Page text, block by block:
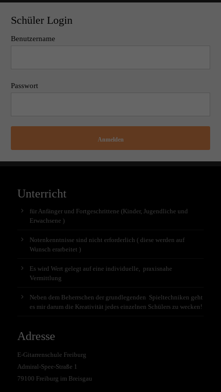
Schüler Login
Benutzername
Passwort
Anmelden
Unterricht
für Anfänger und Fortgeschrittene (Kinder, Jugendliche und
Erwachsene )
Notenkenntnisse sind nicht erforderlich ( diese werden auf
Wunsch erarbeitet )
Es wird Wert gelegt auf eine individuelle, praxisnahe
Vermittlung
Neben dem Beherrschen der grundlegenden Spieltechniken geht
es mir darum die Kreativität jedes einzelnen Schülers zu wecken!
Adresse
E-Gitarrenschule Freiburg
Admiral-Spee-Straße 1
79100 Freiburg im Breisgau